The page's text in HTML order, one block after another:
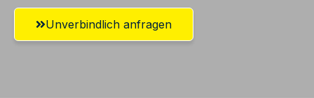
Unverbindlich anfragen